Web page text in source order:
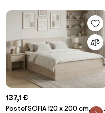
137,1 €
Posteľ SOFIA 120 x 200 cm, dub